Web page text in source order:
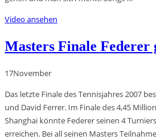
Video ansehen
Masters Finale Federer
17November
Das letzte Finale des Tennisjahres 2007
und David Ferrer. Im Finale des 4,45
Shanghai könnte Federer seinen 4
erreichen. Bei all seinen Masters